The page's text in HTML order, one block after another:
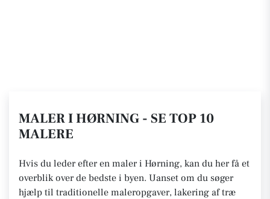
MALER I HØRNING - SE TOP 10
MALERE
Hvis du leder efter en maler i Hørning, kan du her få et
overblik over de bedste i byen. Uanset om du søger
hjælp til traditionelle maleropgaver, lakering af træ